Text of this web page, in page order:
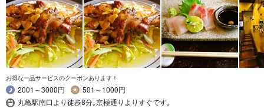
お得な一品サービスのクーポンあります！
2001～3000円
501～1000円
丸亀駅南口より徒歩8分｡京極通りよりすぐです｡